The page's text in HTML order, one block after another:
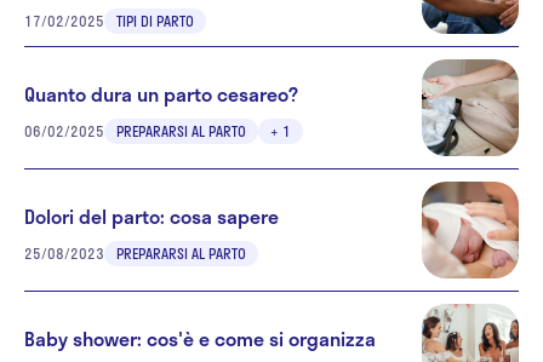
17/02/2025 TIPI DI PARTO
Quanto dura un parto cesareo?
06/02/2025 PREPARARSI AL PARTO + 1
Dolori del parto: cosa sapere
25/08/2023 PREPARARSI AL PARTO
Baby shower: cos'è e come si organizza